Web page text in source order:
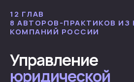
12 ГЛАВ
8 АВТОРОВ-ПРАКТИКОВ ИЗ
КОМПАНИЙ РОССИИ
Управление
юридической